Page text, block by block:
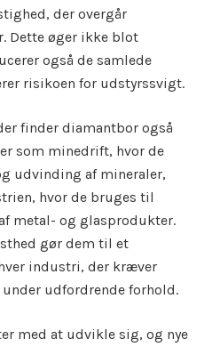
der overgår
Dette øger ikke blot
også de samlede
risikoen for udstyrssvigt.
finder diamantbor også
som minedrift, hvor de
udvinding af mineraler,
hvor de bruges til
metal- og glasprodukter.
gør dem til et
industri, der kræver
udfordrende forhold.
med at udvikle sig, og nye